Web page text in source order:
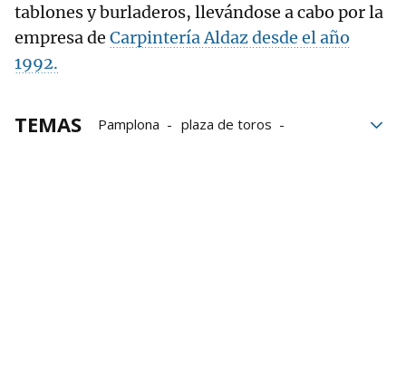
tablones y burladeros, llevándose a cabo por la
empresa de Carpintería Aldaz desde el año
1992.
TEMAS Pamplona
plaza de toros